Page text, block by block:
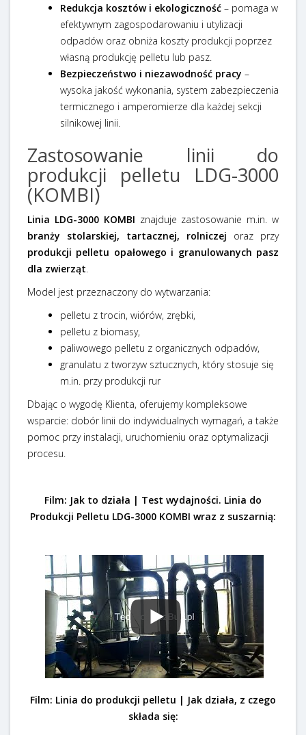
Redukcja kosztów i ekologiczność – pomaga w
efektywnym zagospodarowaniu i utylizacji
odpadów oraz obniża koszty produkcji poprzez
własną produkcję pelletu lub pasz.
Bezpieczeństwo i niezawodność pracy –
wysoka jakość wykonania, system zabezpieczenia
termicznego i amperomierze dla każdej sekcji
silnikowej linii.
Zastosowanie linii do
produkcji pelletu LDG-3000
(KOMBI)
Linia LDG-3000 KOMBI znajduje zastosowanie m.in. w
branży stolarskiej, tartacznej, rolniczej oraz przy
produkcji pelletu opałowego i granulowanych pasz
dla zwierząt.
Model jest przeznaczony do wytwarzania:
pelletu z trocin, wiórów, zrębki,
pelletu z biomasy,
paliwowego pelletu z organicznych odpadów,
granulatu z tworzyw sztucznych, który stosuje się
m.in. przy produkcji rur
Dbając o wygodę Klienta, oferujemy kompleksowe
wsparcie: dobór linii do indywidualnych wymagań, a także
pomoc przy instalacji, uruchomieniu oraz optymalizacji
procesu.
Film: Jak to działa | Test wydajności. Linia do
Produkcji Pelletu LDG-3000 KOMBI wraz z suszarnią:
Film: Linia do produkcji pelletu | Jak działa, z czego
składa się: